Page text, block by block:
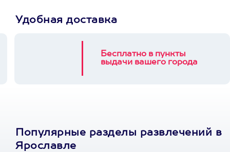
Удобная доставка
Бесплатно в пункты
выдачи вашего города
Популярные разделы развлечений в
Ярославле